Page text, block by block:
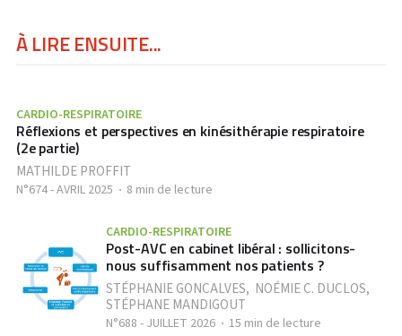
À LIRE ENSUITE...
CARDIO-RESPIRATOIRE
Réflexions et perspectives en kinésithérapie respiratoire
(2e partie)
MATHILDE PROFFIT
N°674 - AVRIL 2025 8 min de lecture
CARDIO-RESPIRATOIRE
Post-AVC en cabinet libéral : sollicitons-
nous suffisamment nos patients ?
STÉPHANIE GONCALVES, NOÉMIE C. DUCLOS,
STÉPHANE MANDIGOUT
N°688 - JUILLET 2026 15 min de lecture